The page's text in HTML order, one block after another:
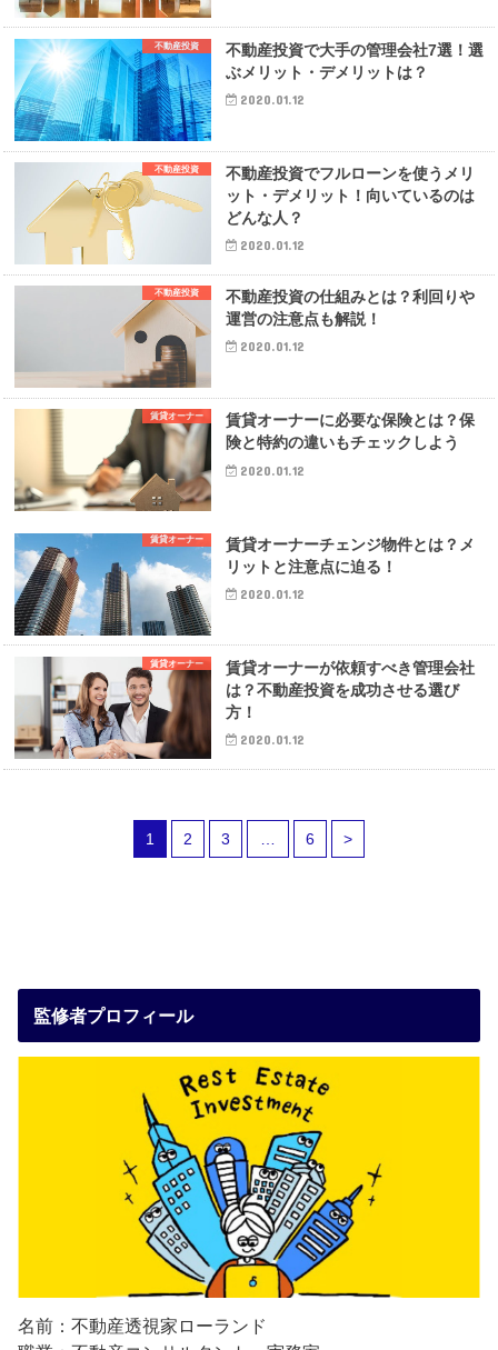
不動産投資
不動産投資で大手の管理会社7選！選
ぶメリット・デメリットは？
2020.01.12
不動産投資
不動産投資でフルローンを使うメリ
ット・デメリット！向いているのは
どんな人？
2020.01.12
不動産投資
不動産投資の仕組みとは？利回りや
運営の注意点も解説！
2020.01.12
賃貸オーナー
賃貸オーナーに必要な保険とは？保
険と特約の違いもチェックしよう
2020.01.12
賃貸オーナー
賃貸オーナーチェンジ物件とは？メ
リットと注意点に迫る！
2020.01.12
賃貸オーナー
賃貸オーナーが依頼すべき管理会社
は？不動産投資を成功させる選び
方！
2020.01.12
1 2 3 … 6 >
監修者プロフィール
名前：不動産透視家ローランド